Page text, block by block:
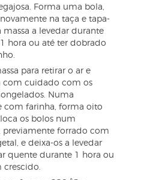
Forma uma bola,
na taça e tapa-
massa a levedar durante
hora ou até ter dobrado
para retirar o ar e
com cuidado com os
Numa
com farinha, forma oito
os bolos num
previamente forrado com
e deixa-os a levedar
quente durante 1 hora ou
crescido.